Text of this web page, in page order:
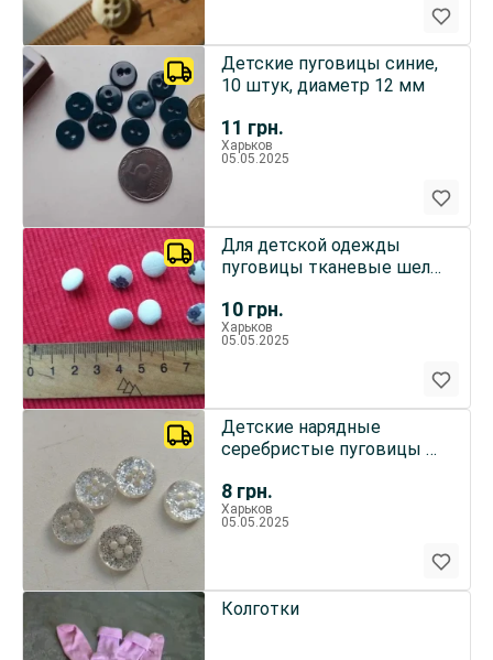
11 грн.
Детские пуговицы синие,
10 штук, диаметр 12 мм
Харьков
05.05.2025
10 грн.
Для детской одежды
пуговицы тканевые шелк
Харьков
05.05.2025
8 грн.
Детские нарядные
серебристые пуговицы 5
Харьков
05.05.2025
Колготки